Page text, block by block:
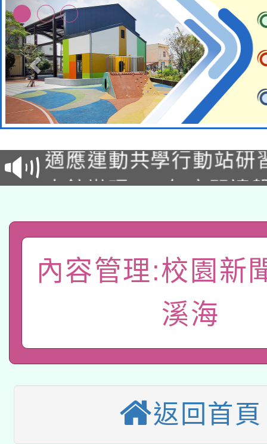
本校115學年度第2次
招甄選結果公告(無人
招)
適應運動共學行動站研
本館辦理115年度閱讀
礎課程
A3數位素養講師名單
「數位內容與教學軟體
有關大陸委員會函釋公
薪期間赴陸應申請許可
轉知經濟部水利署委託
業技術研究院辦理「
用水績優單位及節水達
115年8月22日(星期六
開 智慧啟航」
2026年桃園地景藝術
本校115學年度第2次
內容管理:校園新
溪海
返回首頁